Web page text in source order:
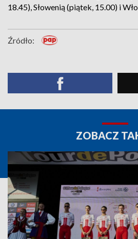
18.45), Słowenią (piątek, 15.00) i
Źródło:
ZOBACZ